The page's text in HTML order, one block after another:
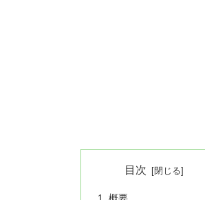
目次
概要